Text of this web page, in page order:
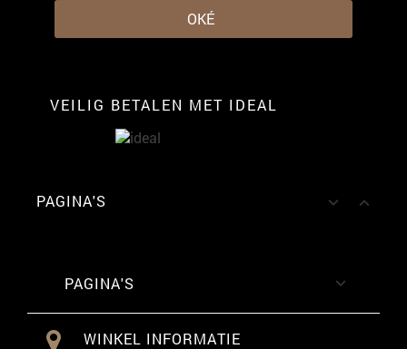
VEILIG BETALEN MET IDEAL
PAGINA'S  
PAGINA'S 
WINKEL INFORMATIE